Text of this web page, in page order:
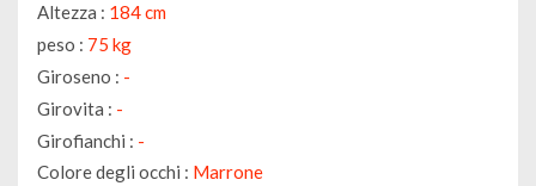
Altezza : 184 cm
peso : 75 kg
Giroseno : -
Girovita : -
Girofianchi : -
Colore degli occhi : Marrone